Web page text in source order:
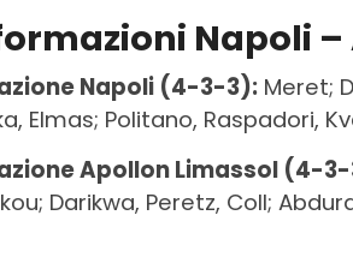
Napoli
Napoli (4-3-3): Meret;
Elmas; Politano, Raspadori,
Apollon Limassol (4-
Darikwa, Peretz, Coll;